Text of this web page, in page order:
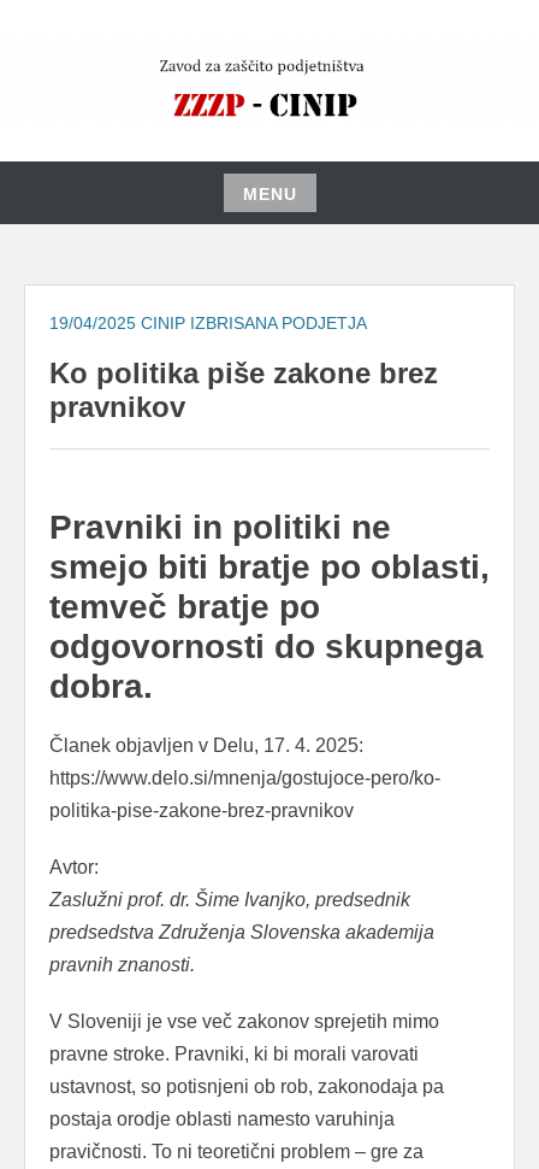
MENU
Skip
content
19/04/2025 CINIP IZBRISANA PODJETJA
Ko politika piše zakone brez
pravnikov
Pravniki in politiki ne
smejo biti bratje po oblasti,
temveč bratje po
odgovornosti do skupnega
dobra.
Članek objavljen v Delu, 17. 4. 2025:
https://www.delo.si/mnenja/gostujoce-pero/ko-
politika-pise-zakone-brez-pravnikov
Avtor:
Zaslužni prof. dr. Šime Ivanjko, predsednik
predsedstva Združenja Slovenska akademija
pravnih znanosti.
V Sloveniji je vse več zakonov sprejetih mimo
pravne stroke. Pravniki, ki bi morali varovati
ustavnost, so potisnjeni ob rob, zakonodaja pa
postaja orodje oblasti namesto varuhinja
pravičnosti. To ni teoretični problem – gre za